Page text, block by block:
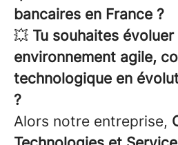
bancaires en France ?
💥 Tu souhaites évoluer
environnement agile,
technologique en
?
Alors notre entreprise,